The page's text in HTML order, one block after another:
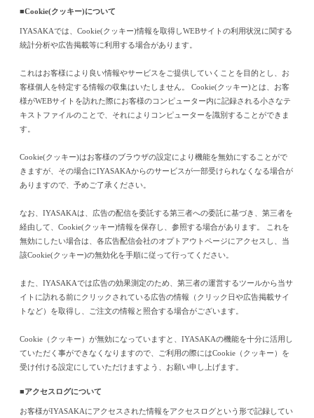
■Cookie(クッキー)について
IYASAKAでは、Cookie(クッキー)情報を取得しWEBサイトの利用状況に関する
統計分析や広告掲載等に利用する場合があります。
これはお客様により良い情報やサービスをご提供していくことを目的とし、お
客様個人を特定する情報の収集はいたしません。 Cookie(クッキー)とは、お客
様がWEBサイトを訪れた際にお客様のコンピューター内に記録される小さなテ
キストファイルのことで、それによりコンピューターを識別することができま
す。
Cookie(クッキー)はお客様のブラウザの設定により機能を無効にすることがで
きますが、その場合にIYASAKAからのサービスが一部受けられなくなる場合が
ありますので、予めご了承ください。
なお、IYASAKAは、広告の配信を委託する第三者への委託に基づき、第三者を
経由して、Cookie(クッキー)情報を保存し、参照する場合があります。 これを
無効にしたい場合は、各広告配信会社のオプトアウトページにアクセスし、当
該Cookie(クッキー)の無効化を手順に従って行ってください。
また、IYASAKAでは広告の効果測定のため、第三者の運営するツールから当サ
イトに訪れる前にクリックされている広告の情報（クリック日や広告掲載サイ
トなど）を取得し、ご注文の情報と照合する場合がございます。
Cookie（クッキー）が無効になっていますと、IYASAKAの機能を十分に活用し
ていただく事ができなくなりますので、ご利用の際にはCookie（クッキー）を
受け付ける設定にしていただけますよう、お願い申し上げます。
■アクセスログについて
お客様がIYASAKAにアクセスされた情報をアクセスログという形で記録してい